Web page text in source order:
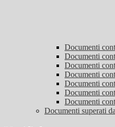
Documenti
Documenti
Documenti
Documenti
Documenti
Documenti
Documenti
Documenti superati